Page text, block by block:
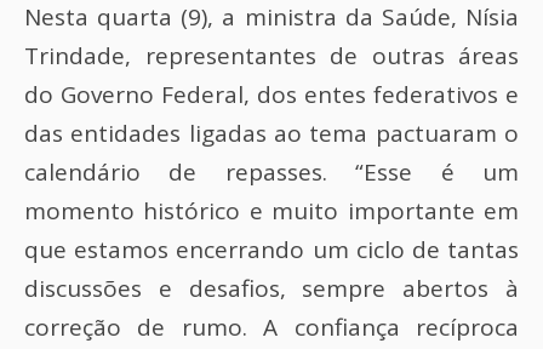
Nesta quarta (9), a ministra da Saúde, Nísia
Trindade, representantes de outras áreas
do Governo Federal, dos entes federativos e
das entidades ligadas ao tema pactuaram o
calendário de repasses. “Esse é um
momento histórico e muito importante em
que estamos encerrando um ciclo de tantas
discussões e desafios, sempre abertos à
correção de rumo. A confiança recíproca